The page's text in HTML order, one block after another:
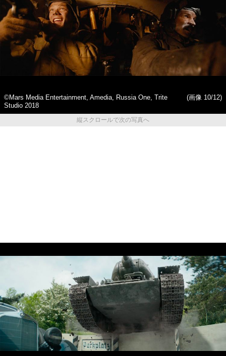
©Mars Media Entertainment, Amedia, Russia One, Trite
Studio 2018
(画像 10/12)
縦スクロールで次の写真へ